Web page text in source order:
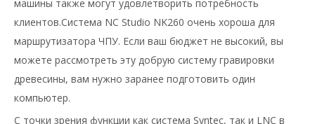
машины также могут удовлетворить потребность
клиентов.Система NC Studio NK260 очень хороша для
маршрутизатора ЧПУ. Если ваш бюджет не высокий, вы
можете рассмотреть эту добрую систему гравировки
древесины, вам нужно заранее подготовить один
компьютер.
С точки зрения функции как система Syntec, так и LNC в